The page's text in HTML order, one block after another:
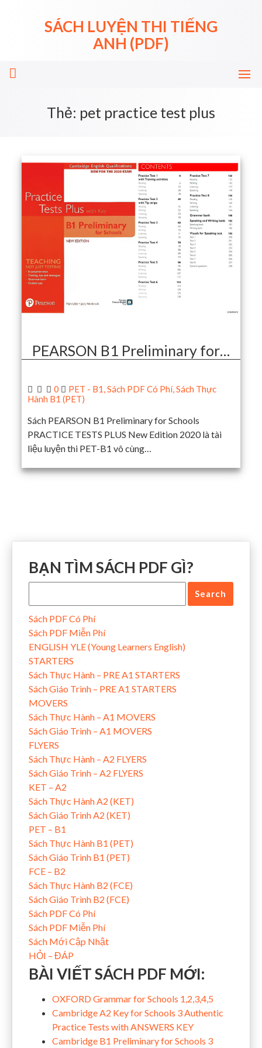
SÁCH LUYỆN THI TIẾNG
ANH (PDF)
Thẻ: pet practice test plus
PEARSON B1 Preliminary for…
0 PET - B1,Sách PDF Có Phí,Sách Thực
Hành B1 (PET)
Sách PEARSON B1 Preliminary for Schools
PRACTICE TESTS PLUS New Edition 2020 là tài
liệu luyện thi PET-B1 vô cùng…
BẠN TÌM SÁCH PDF GÌ?
Sách PDF Có Phí
Sách PDF Miễn Phí
ENGLISH YLE (Young Learners English)
STARTERS
Sách Thực Hành – PRE A1 STARTERS
Sách Giáo Trình – PRE A1 STARTERS
MOVERS
Sách Thực Hành – A1 MOVERS
Sách Giáo Trình – A1 MOVERS
FLYERS
Sách Thực Hành – A2 FLYERS
Sách Giáo Trình – A2 FLYERS
KET – A2
Sách Thực Hành A2 (KET)
Sách Giáo Trình A2 (KET)
PET – B1
Sách Thực Hành B1 (PET)
Sách Giáo Trình B1 (PET)
FCE – B2
Sách Thực Hành B2 (FCE)
Sách Giáo Trình B2 (FCE)
Sách PDF Có Phí
Sách PDF Miễn Phí
Sách Mới Cập Nhật
HỎI – ĐÁP
BÀI VIẾT SÁCH PDF MỚI:
OXFORD Grammar for Schools 1,2,3,4,5
Cambridge A2 Key for Schools 3 Authentic
Practice Tests with ANSWERS KEY
Cambridge B1 Preliminary for Schools 3